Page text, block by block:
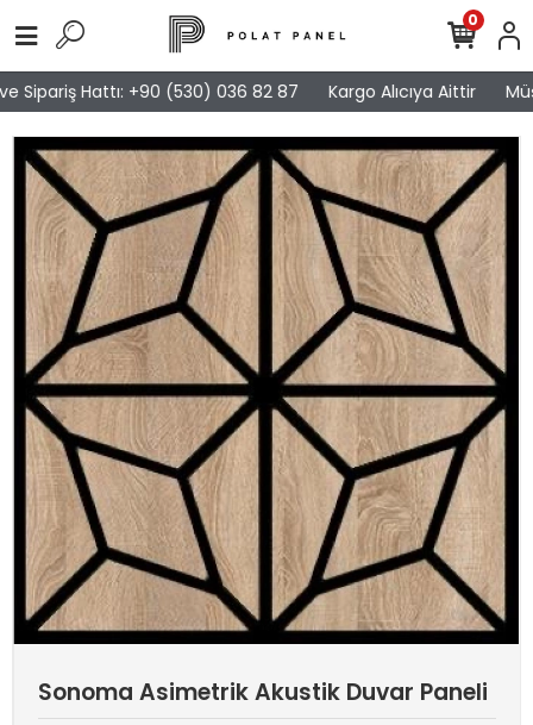
Sipariş Hattı: +90 (530) 036 82 87 Kargo Alıcıya Aittir
0
Sonoma Asimetrik Akustik Duvar Paneli